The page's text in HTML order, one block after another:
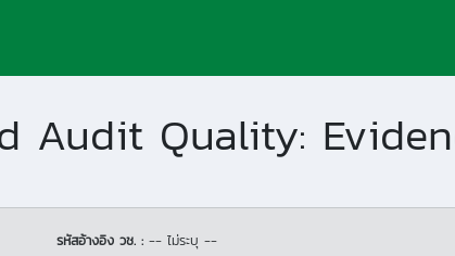
รหัสอ้างอิง วช. : -- ไม่ระบุ --